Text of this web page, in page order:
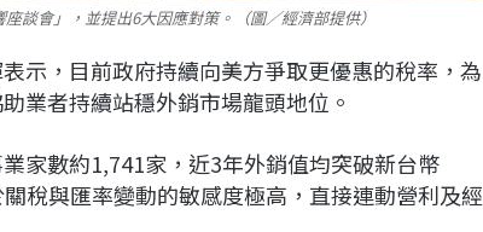
談會」，並提出6大因應對策。（圖／經濟部提供）
示，目前政府持續向美方爭取更優惠的稅率，為
業者持續站穩外銷市場龍頭地位。
家數約1,741家，近3年外銷值均突破新台幣
稅與匯率變動的敏感度極高，直接連動營利及經